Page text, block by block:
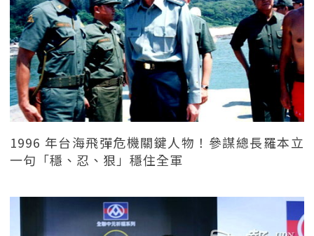
1996 年台海飛彈危機關鍵人物！參謀總長羅本立
一句「穩、忍、狠」穩住全軍